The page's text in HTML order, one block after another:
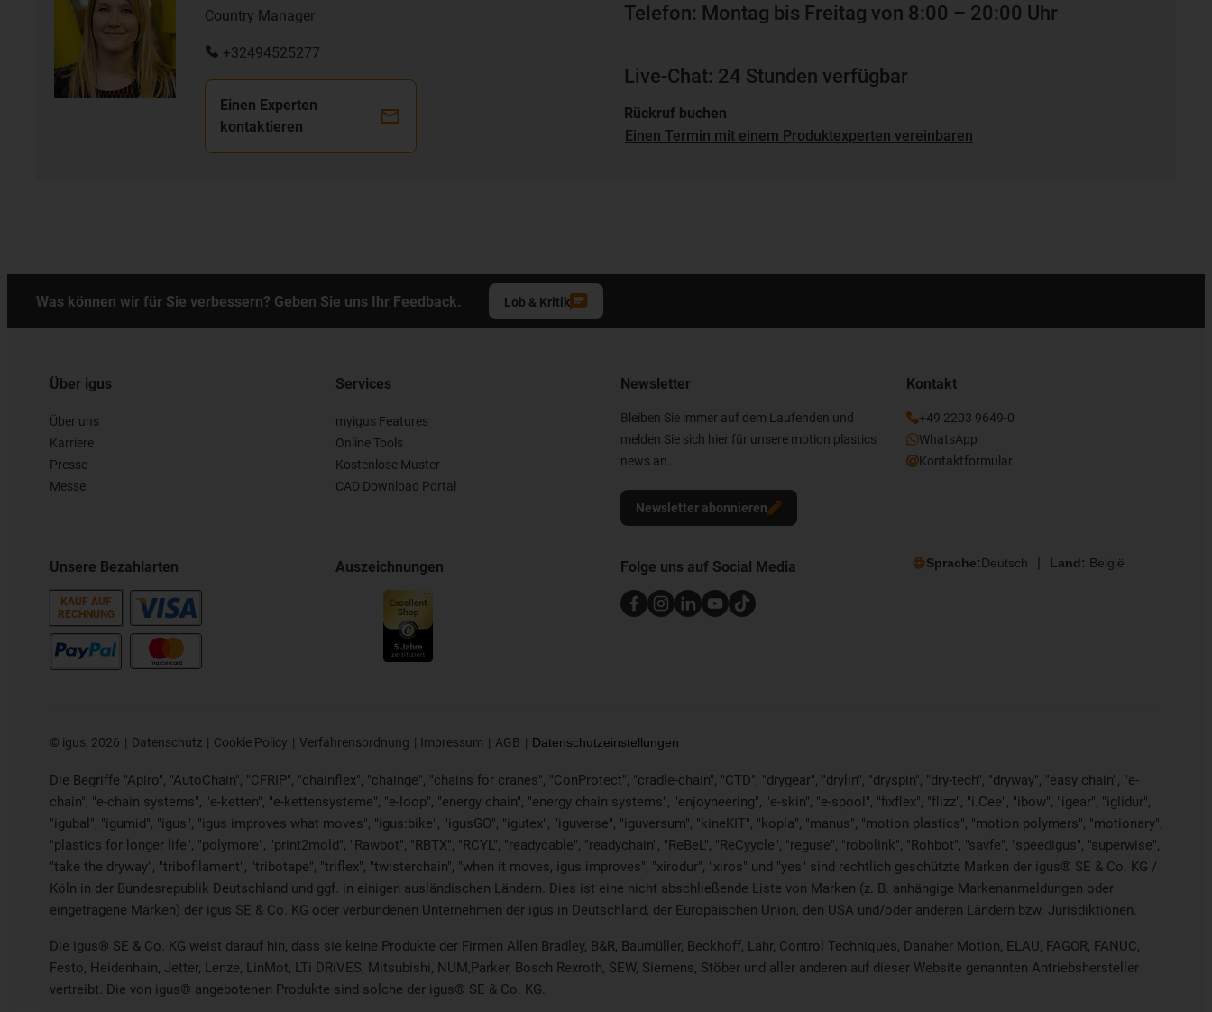
Country Manager
+32494525277
Einen Experten
kontaktieren
Telefon: Montag bis Freitag von 8:00 – 20:00 Uhr
Live-Chat: 24 Stunden verfügbar
Rückruf buchen
Einen Termin mit einem Produktexperten vereinbaren
Was können wir für Sie verbessern? Geben Sie uns Ihr Feedback. Lob & Kritik
Über igus
Über uns
Karriere
Presse
Messe
Unsere Bezahlarten
KAUF AUF
RECHNUNG
Services
myigus Features
Online Tools
Kostenlose Muster
CAD Download Portal
Auszeichnungen
Newsletter
Bleiben Sie immer auf dem Laufenden und
melden Sie sich hier für unsere motion plastics
news an.
Newsletter abonnieren
Kontakt
+49 2203 9649-0
WhatsApp
Kontaktformular
Folge uns auf Social Media Sprache:Deutsch Land: België
© igus, 2026 Datenschutz Cookie Policy Verfahrensordnung Impressum AGB Datenschutzeinstellungen
Die Begriffe "Apiro", "AutoChain", "CFRIP", "chainflex", "chainge", "chains for cranes", "ConProtect", "cradle-chain", "CTD", "drygear", "drylin", "dryspin", "dry-tech", "dryway", "easy chain", "e-
chain", "e-chain systems", "e-ketten", "e-kettensysteme", "e-loop", "energy chain", "energy chain systems", "enjoyneering", "e-skin", "e-spool", "fixflex", "flizz", "i.Cee", "ibow", "igear", "iglidur",
"igubal", "igumid", "igus", "igus improves what moves", "igus:bike", "igusGO", "igutex", "iguverse", "iguversum", "kineKIT", "kopla", "manus", "motion plastics", "motion polymers", "motionary",
"plastics for longer life", "polymore", "print2mold", "Rawbot", "RBTX", "RCYL", "readycable", "readychain", "ReBeL", "ReCyycle", "reguse", "robolink", "Rohbot", "savfe", "speedigus", "superwise",
"take the dryway", "tribofilament", "tribotape", "triflex", "twisterchain", "when it moves, igus improves", "xirodur", "xiros" und "yes" sind rechtlich geschützte Marken der igus® SE & Co. KG /
Köln in der Bundesrepublik Deutschland und ggf. in einigen ausländischen Ländern. Dies ist eine nicht abschließende Liste von Marken (z. B. anhängige Markenanmeldungen oder
eingetragene Marken) der igus SE & Co. KG oder verbundenen Unternehmen der igus in Deutschland, der Europäischen Union, den USA und/oder anderen Ländern bzw. Jurisdiktionen.
Die igus® SE & Co. KG weist darauf hin, dass sie keine Produkte der Firmen Allen Bradley, B&R, Baumüller, Beckhoff, Lahr, Control Techniques, Danaher Motion, ELAU, FAGOR, FANUC,
Festo, Heidenhain, Jetter, Lenze, LinMot, LTi DRiVES, Mitsubishi, NUM,Parker, Bosch Rexroth, SEW, Siemens, Stöber und aller anderen auf dieser Website genannten Antriebshersteller
vertreibt. Die von igus® angebotenen Produkte sind solche der igus® SE & Co. KG.